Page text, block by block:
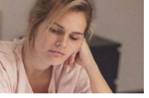
კატეგორიები